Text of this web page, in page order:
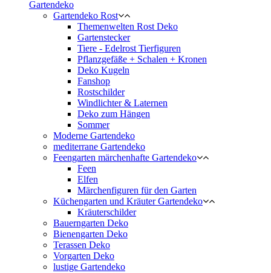
Gartendeko
Gartendeko Rost
Themenwelten Rost Deko
Gartenstecker
Tiere - Edelrost Tierfiguren
Pflanzgefäße + Schalen + Kronen
Deko Kugeln
Fanshop
Rostschilder
Windlichter & Laternen
Deko zum Hängen
Sommer
Moderne Gartendeko
mediterrane Gartendeko
Feengarten märchenhafte Gartendeko
Feen
Elfen
Märchenfiguren für den Garten
Küchengarten und Kräuter Gartendeko
Kräuterschilder
Bauerngarten Deko
Bienengarten Deko
Terassen Deko
Vorgarten Deko
lustige Gartendeko